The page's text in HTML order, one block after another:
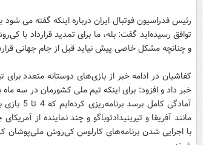
رئیس فدراسیون فوتبال ایران درباره اینکه گفته می
توافق رسیده‌اید گفت‌: بله، ما برای تمدید قرارداد با
و چنانچه مشکل خاصی پیش نیاید قبل از جام جهانی
کفاشیان در ادامه خبر از بازی‌های دوستانه متعدد
آمادگی
مانند آفریقا و تیرینیدادتوباگو و چند نماینده از
با اجرایی شدن برنامه‌های کارلوس کی‌روش ملی‌پوشان